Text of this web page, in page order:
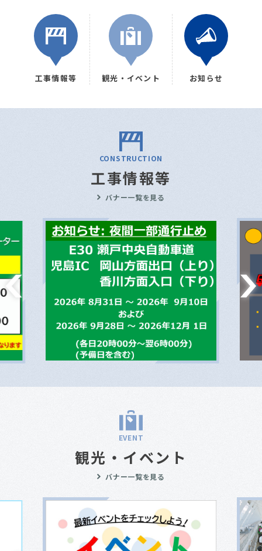
工事情報等 観光・イベント お知らせ
CONSTRUCTION
工事情報等
バナー一覧を見る
EVENT
観光・イベント
バナー一覧を見る